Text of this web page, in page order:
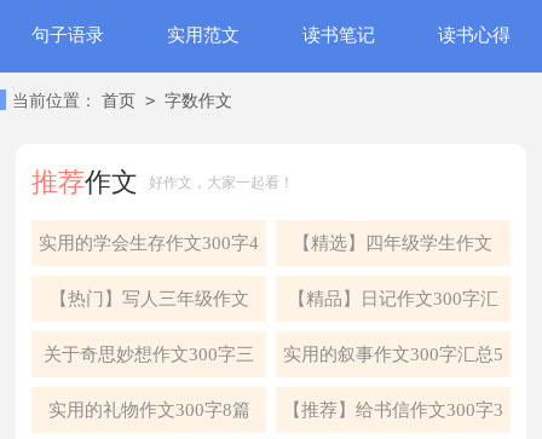
句子语录 实用范文 读书笔记 读书心得
当前位置： 首页 > 字数作文
推荐作文 好作文，大家一起看！
实用的学会生存作文300字4
篇
【精选】四年级学生作文
300字集合九篇
【热门】写人三年级作文
300字集合六篇
【精品】日记作文300字汇
编六篇
关于奇思妙想作文300字三
篇
实用的叙事作文300字汇总5
篇
实用的礼物作文300字8篇 【推荐】给书信作文300字3